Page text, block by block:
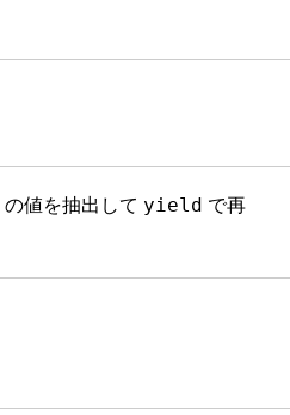
の値を抽出して yield で再